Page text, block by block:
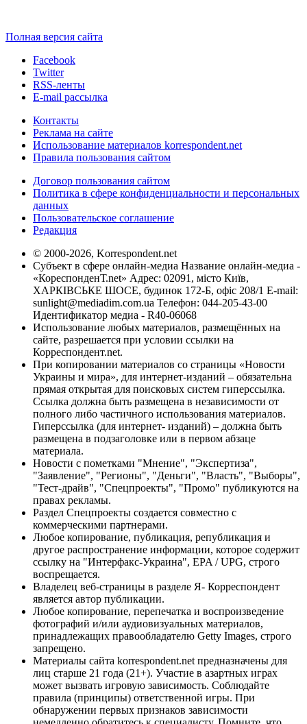
Полная версия сайта
Facebook
Twitter
RSS-ленты
E-mail рассылка
Контакты
Реклама на сайте
Использование материалов korrespondent.net
Правила пользования сайтом
Договор пользования сайтом
Политика в сфере конфиденциальности и персональных
данных
Пользовательское соглашение
Редакция
© 2000-2026, Korrespondent.net
Субъект в сфере онлайн-медиа Название онлайн-медиа -
«КореспонденТ.net» Адрес: 02091, місто Київ,
ХАРКІВСЬКЕ ШОСЕ, будинок 172-Б, офіс 208/1 E-mail:
sunlight@mediadim.com.ua Телефон: 044-205-43-00
Идентификатор медиа - R40-06068
Использование любых материалов, размещённых на
сайте, разрешается при условии ссылки на
Корреспондент.net.
При копировании материалов со страницы «Новости
Украины и мира», для интернет-изданий – обязательна
прямая открытая для поисковых систем гиперссылка.
Ссылка должна быть размещена в независимости от
полного либо частичного использования материалов.
Гиперссылка (для интернет- изданий) – должна быть
размещена в подзаголовке или в первом абзаце
материала.
Новости с пометками "Мнение", "Экспертиза",
"Заявление", "Регионы", "Деньги", "Власть", "Выборы",
"Тест-драйв", "Спецпроекты", "Промо" публикуются на
правах рекламы.
Раздел Спецпроекты создается совместно с
коммерческими партнерами.
Любое копирование, публикация, републикация и
другое распространение информации, которое содержит
ссылку на "Интерфакс-Украина", EPA / UPG, строго
воспрещается.
Владелец веб-страницы в разделе Я- Корреспондент
является автор публикации.
Любое копирование, перепечатка и воспроизведение
фотографий и/или аудиовизуальных материалов,
принадлежащих правообладателю Getty Images, строго
запрещено.
Материалы сайта korrespondent.net предназначены для
лиц старше 21 года (21+). Участие в азартных играх
может вызвать игровую зависимость. Соблюдайте
правила (принципы) ответственной игры. При
обнаружении первых признаков зависимости